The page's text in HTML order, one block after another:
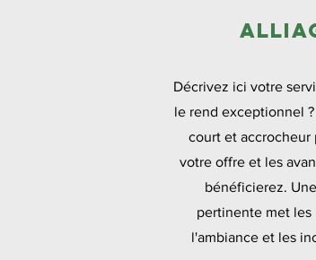
Décrivez ici votre
le rend exceptionnel
court et accrocheur
votre offre et les
bénéficierez.
pertinente met les
l'ambiance et les